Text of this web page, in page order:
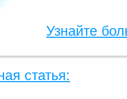
Узнайте
статья: